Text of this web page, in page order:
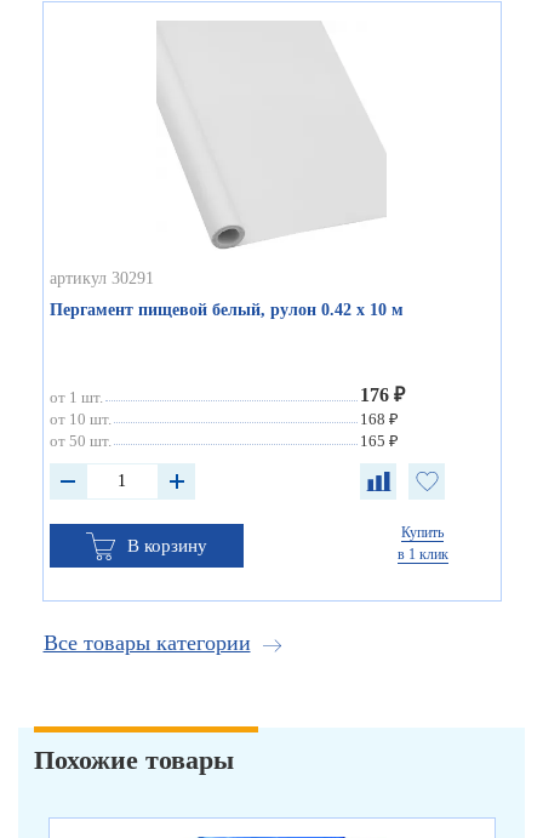
артикул 30291
Пергамент пищевой белый, рулон 0.42 х 10 м
от 1 шт. 176 ₽
от 10 шт.
168 ₽
от 50 шт.
165 ₽
В корзину
Купить
в 1 клик
Все товары категории
Похожие товары